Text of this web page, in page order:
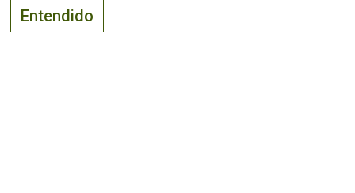
Entendido